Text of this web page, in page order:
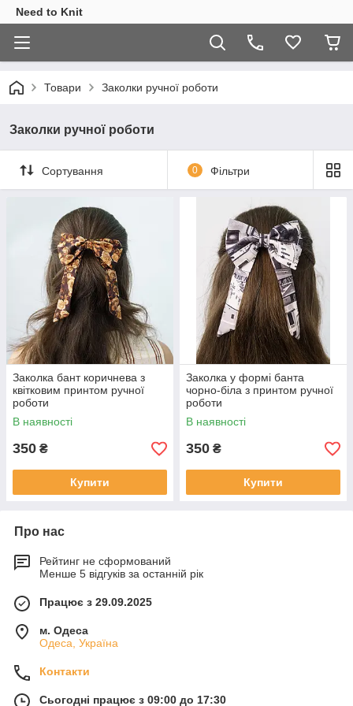
Need to Knit
Товари Заколки ручної роботи
Заколки ручної роботи
Сортування 0 Фільтри
Заколка бант коричнева з
квітковим принтом ручної
роботи
В наявності
350 ₴
Купити
Заколка у формі банта
чорно-біла з принтом ручної
роботи
В наявності
350 ₴
Купити
Про нас
Рейтинг не сформований
Менше 5 відгуків за останній рік
Працює з 29.09.2025
м. Одеса
Одеса, Україна
Контакти
Сьогодні працює з 09:00 до 17:30